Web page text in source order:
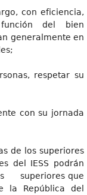
con eficiencia,
del bien
generalmente en
respetar su
con su jornada
de los superiores
del IESS podrán
superiores que
República del